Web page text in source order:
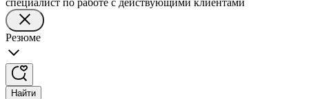
специалист по работе с действующими клиентами
Резюме
Найти